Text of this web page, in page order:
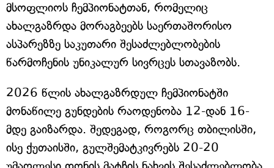
მსოფლიოს ჩემპიონატთან, რომელიც
ახალგაზრდა მორაგბეებს საერთაშორისო
ასპარეზზე საკუთარი შესაძლებლობების
წარმოჩენის უნიკალურ სივრცეს სთავაზობს.
2026 წლის ახალგაზრდულ ჩემპიონატში
მონაწილე გუნდების რაოდენობა 12-დან 16-
მდე გაიზარდა. შედეგად, როგორც თბილისში,
ისე ქუთაისში, გულშემატკივრებს 20-20